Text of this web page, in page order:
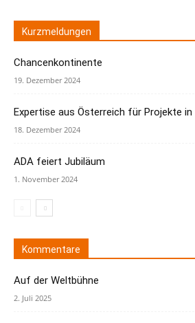
Kurzmeldungen
Chancenkontinente
19. Dezember 2024
Expertise aus Österreich für Projekte in
18. Dezember 2024
ADA feiert Jubiläum
1. November 2024
Kommentare
Auf der Weltbühne
2. Juli 2025